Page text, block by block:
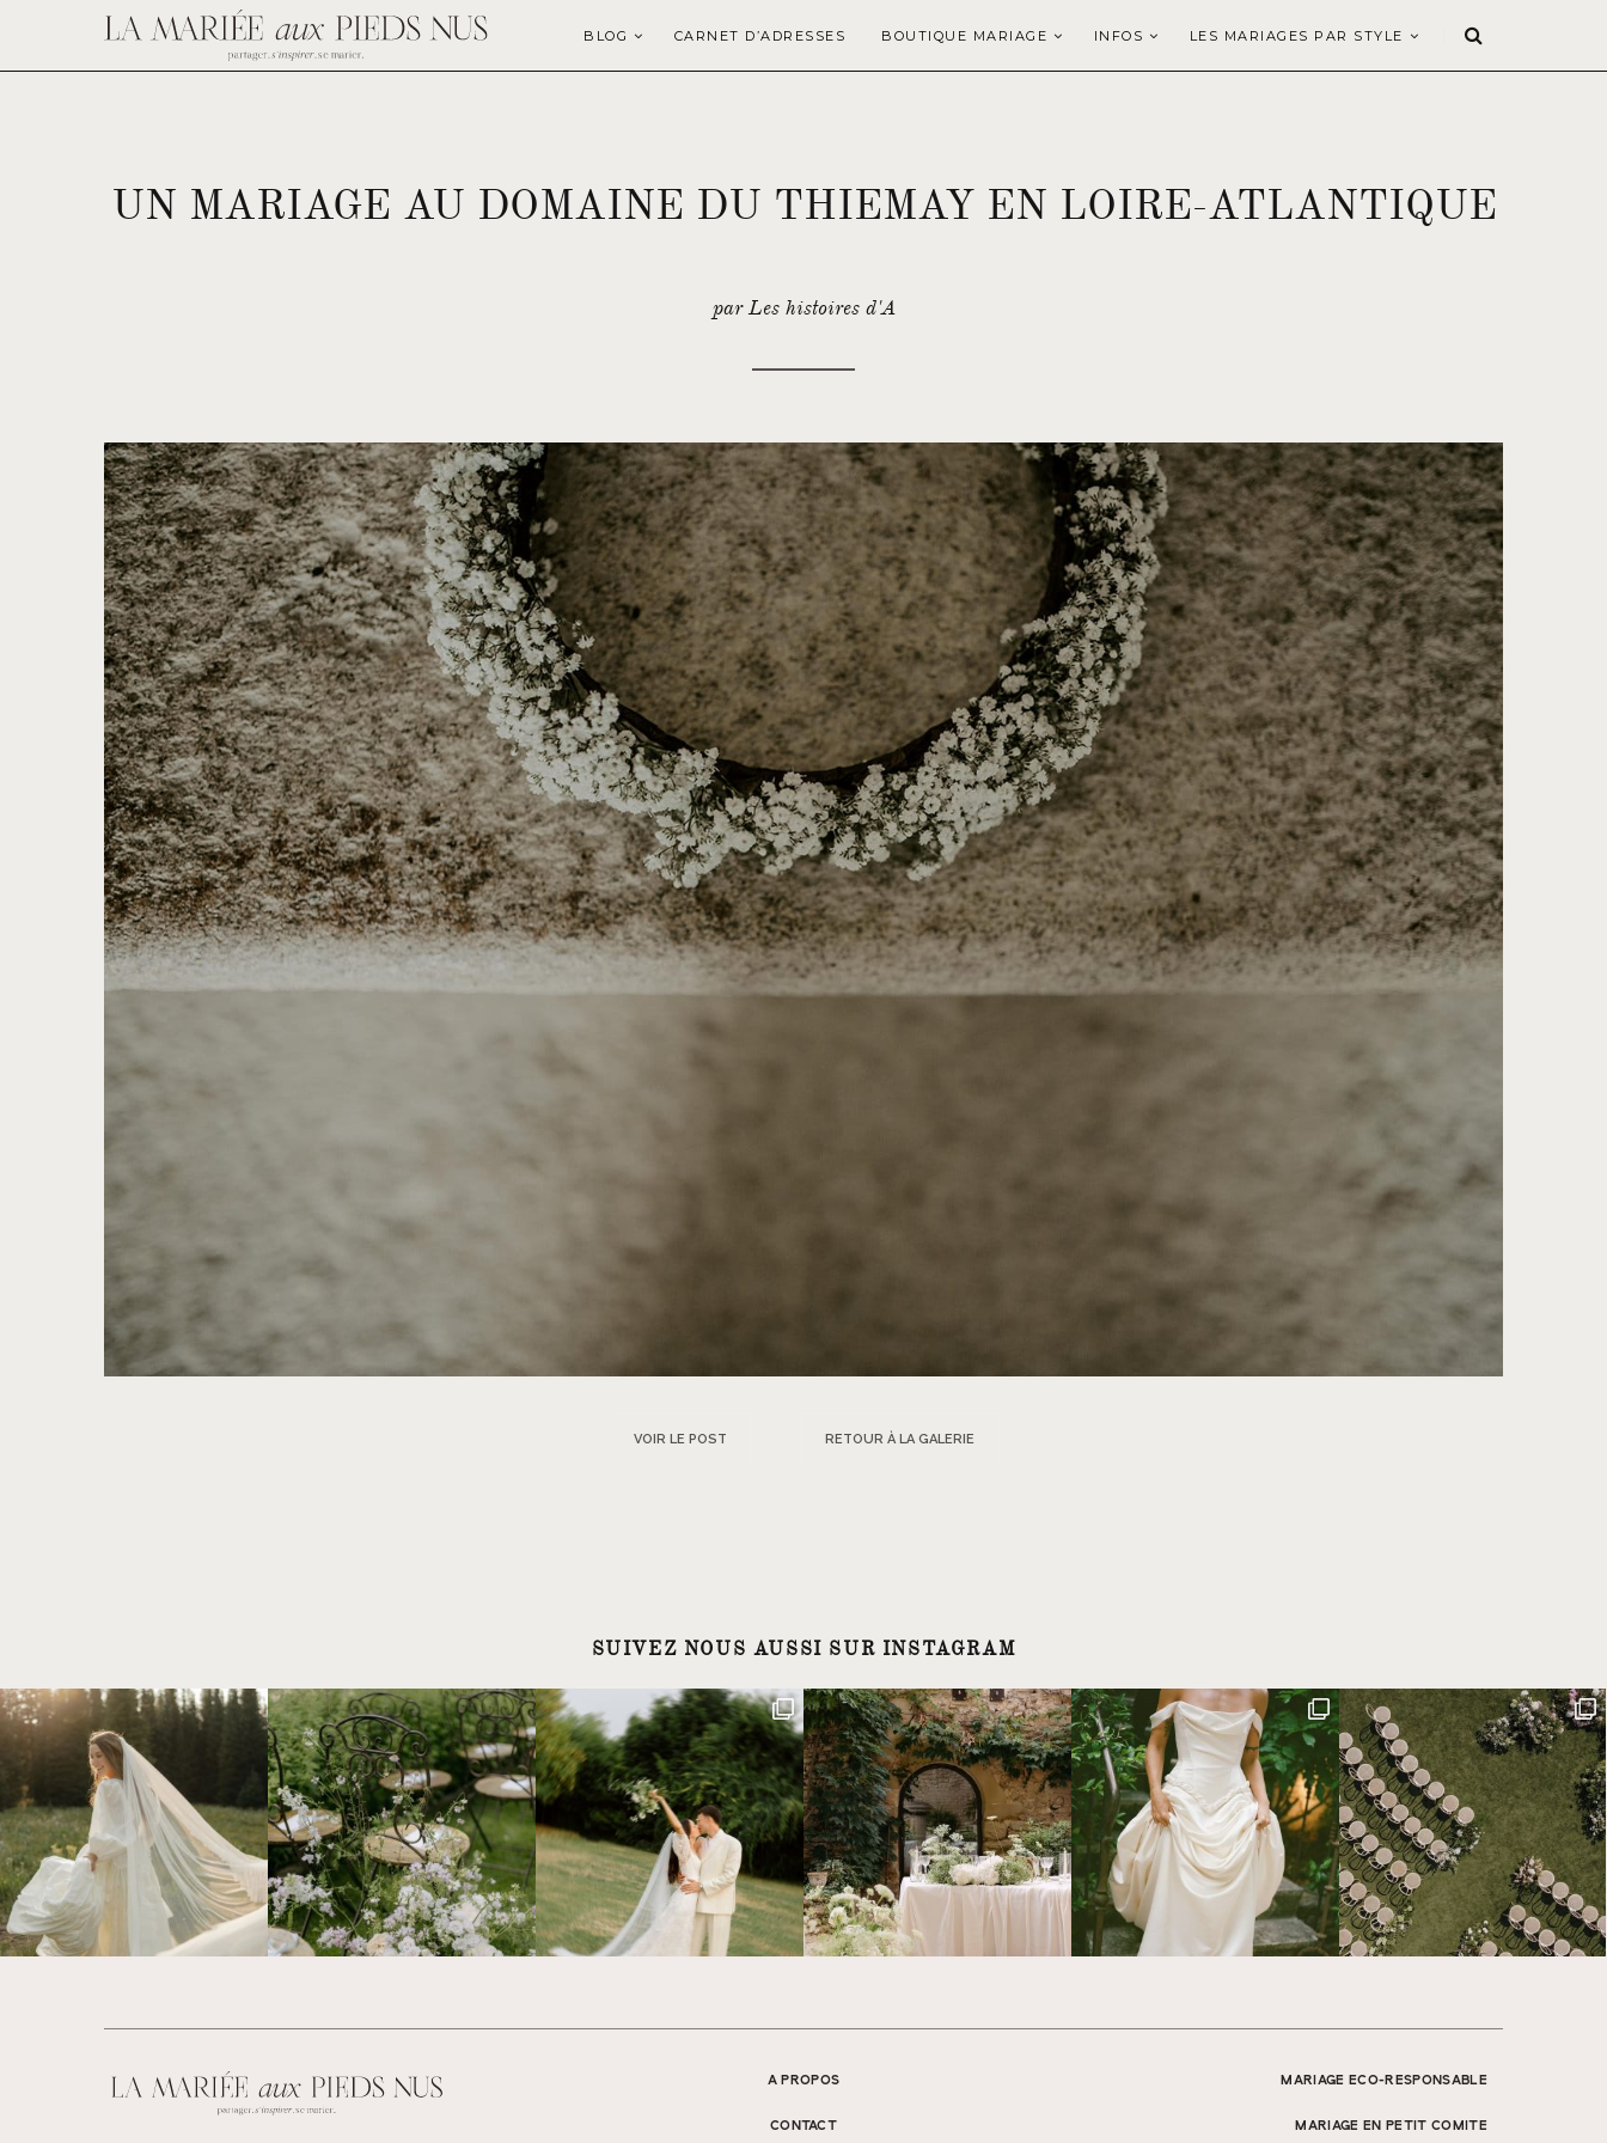
BLOG CARNET D’ADRESSES BOUTIQUE MARIAGE INFOS LES MARIAGES PAR STYLE
UN MARIAGE AU DOMAINE DU THIEMAY EN LOIRE-ATLANTIQUE
par Les histoires d'A
VOIR LE POST RETOUR À LA GALERIE
SUIVEZ NOUS AUSSI SUR INSTAGRAM
A PROPOS
CONTACT
MARIAGE ECO-RESPONSABLE
MARIAGE EN PETIT COMITE